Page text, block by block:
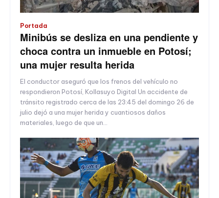
Portada
Minibús se desliza en una pendiente y
choca contra un inmueble en Potosí;
una mujer resulta herida
El conductor aseguró que los frenos del vehículo no
respondieron Potosí, Kollasuyo Digital Un accidente de
tránsito registrado cerca de las 23:45 del domingo 26 de
julio dejó a una mujer herida y cuantiosos daños
materiales, luego de que un...